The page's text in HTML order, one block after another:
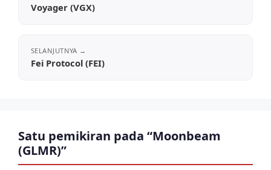
Voyager (VGX)
Fei Protocol (FEI)
Satu pemikiran pada “Moonbeam
(GLMR)”